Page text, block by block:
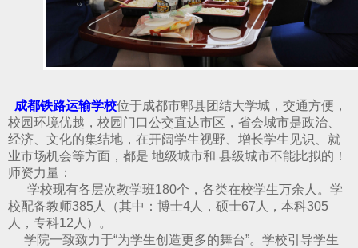
成都铁路运输学校位于成都市郫县团结大学城，交通方便，
校园环境优越，校园门口公交直达市区，省会城市是政治、
经济、文化的集结地，在开阔学生视野、增长学生见识、就
业市场机会等方面，都是 地级城市和 县级城市不能比拟的！
师资力量：
学校现有各层次教学班180个，各类在校学生万余人。学
校配备教师385人（其中：博士4人，硕士67人，本科305
人，专科12人）。
学院一致致力于“为学生创造更多的舞台”。学校引导学生